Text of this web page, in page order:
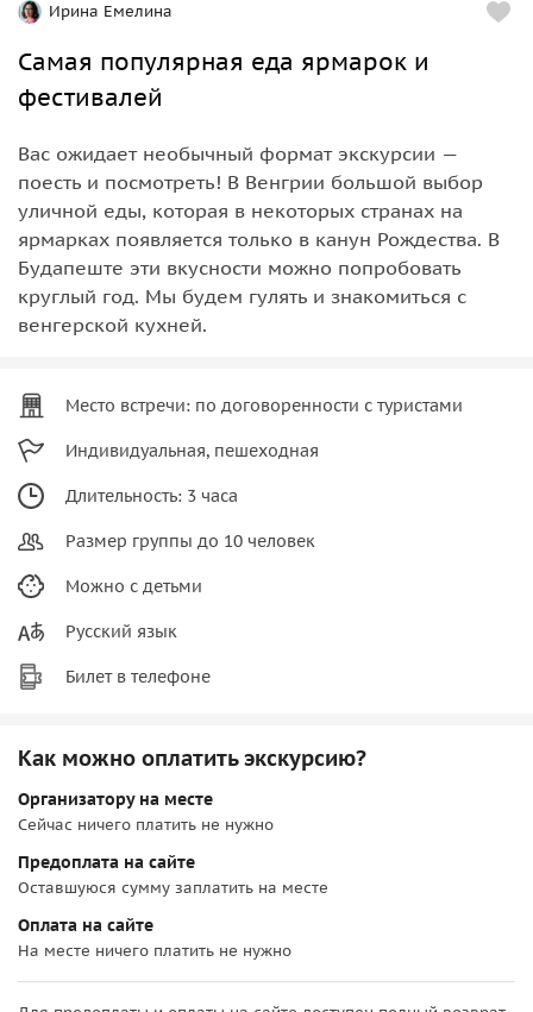
Ирина Емелина
Самая популярная еда ярмарок и
фестивалей
Вас ожидает необычный формат экскурсии —
поесть и посмотреть! В Венгрии большой выбор
уличной еды, которая в некоторых странах на
ярмарках появляется только в канун Рождества. В
Будапеште эти вкусности можно попробовать
круглый год. Мы будем гулять и знакомиться с
венгерской кухней.
Место встречи: по договоренности с туристами
Индивидуальная, пешеходная
Длительность: 3 часа
Размер группы до 10 человек
Можно с детьми
Русский язык
Билет в телефоне
Как можно оплатить экскурсию?
Организатору на месте
Сейчас ничего платить не нужно
Предоплата на сайте
Оставшуюся сумму заплатить на месте
Оплата на сайте
На месте ничего платить не нужно